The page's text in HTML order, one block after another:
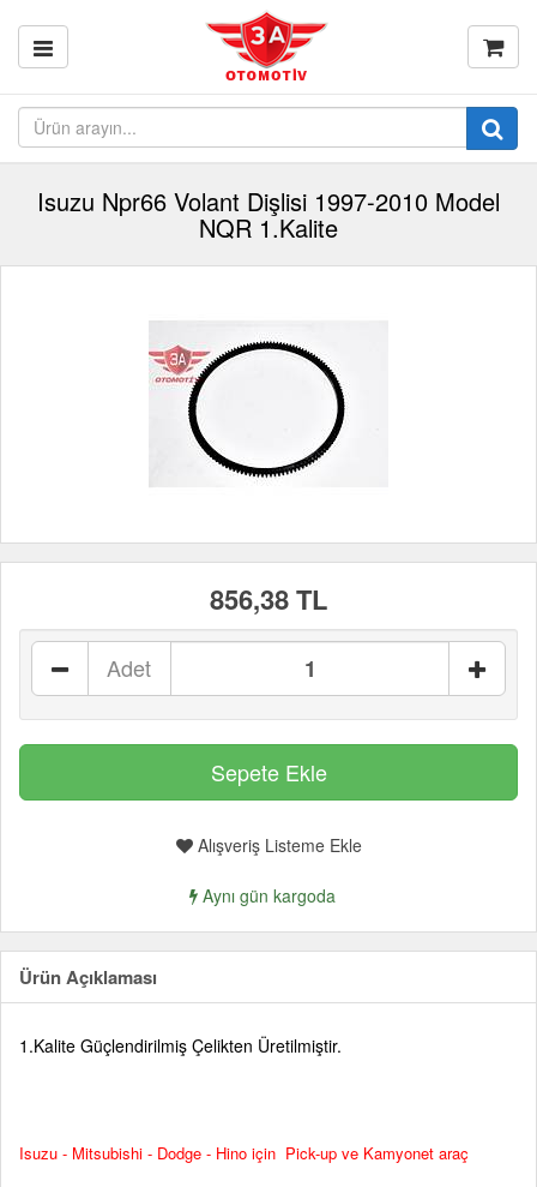
Isuzu Npr66 Volant Dişlisi 1997-2010 Model
NQR 1.Kalite
856,38 TL
Adet
Alışveriş Listeme Ekle
Aynı gün kargoda
Ürün Açıklaması
1.Kalite Güçlendirilmiş Çelikten Üretilmiştir.
Isuzu - Mitsubishi - Dodge - Hino için Pick-up ve Kamyonet araç